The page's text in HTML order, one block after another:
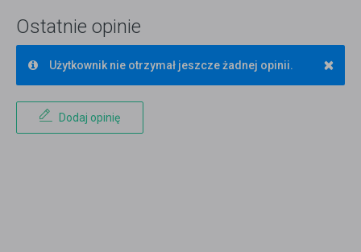
Ostatnie opinie
×
Użytkownik nie otrzymał jeszcze żadnej opinii.
Dodaj opinię